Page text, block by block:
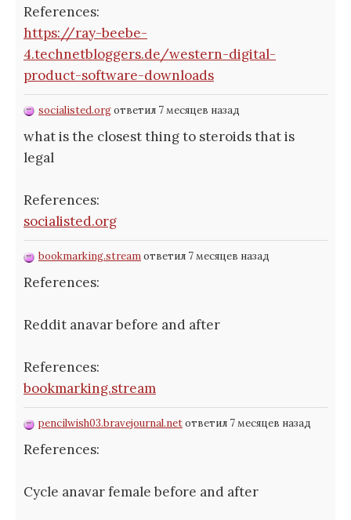
References:
https://ray-beebe-
4.technetbloggers.de/western-digital-
product-software-downloads
socialisted.orgответил 7 месяцев назад
what is the closest thing to steroids that is
legal
References:
socialisted.org
bookmarking.streamответил 7 месяцев назад
References:
Reddit anavar before and after
References:
bookmarking.stream
pencilwish03.bravejournal.netответил 7 месяцев назад
References:
Cycle anavar female before and after